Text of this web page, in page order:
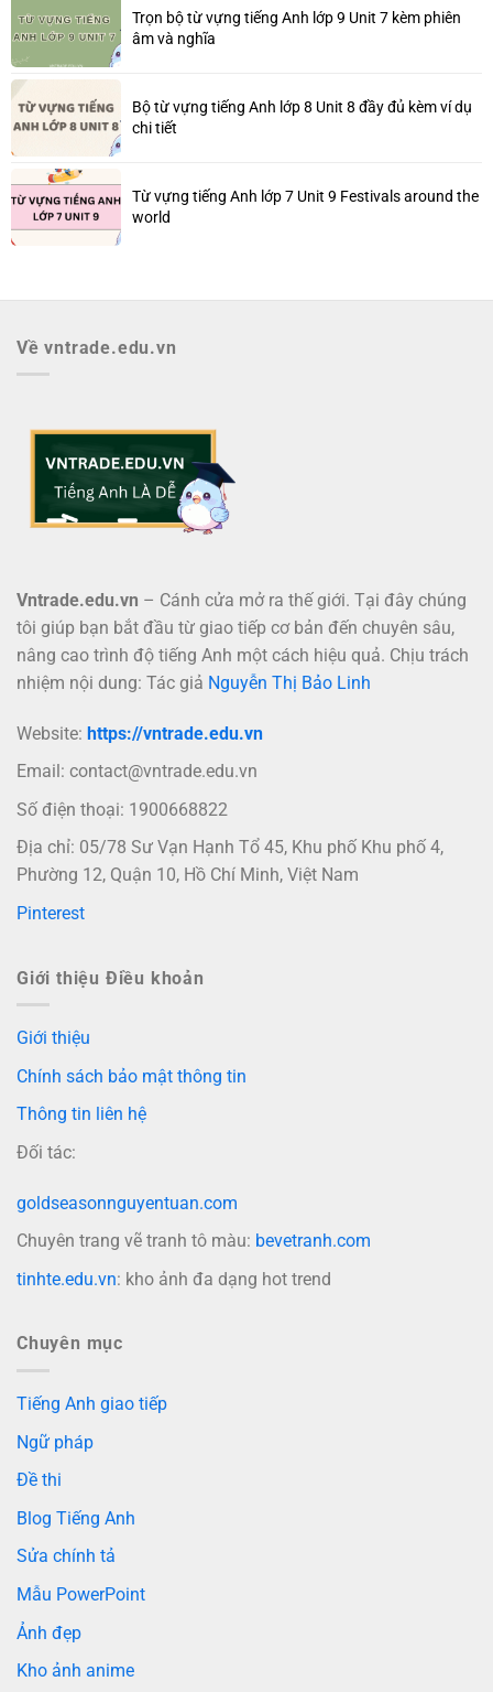
Trọn bộ từ vựng tiếng Anh lớp 9 Unit 7 kèm phiên
âm và nghĩa
Bộ từ vựng tiếng Anh lớp 8 Unit 8 đầy đủ kèm ví dụ
chi tiết
Từ vựng tiếng Anh lớp 7 Unit 9 Festivals around the
world
Về vntrade.edu.vn
Vntrade.edu.vn – Cánh cửa mở ra thế giới. Tại đây chúng
tôi giúp bạn bắt đầu từ giao tiếp cơ bản đến chuyên sâu,
nâng cao trình độ tiếng Anh một cách hiệu quả. Chịu trách
nhiệm nội dung: Tác giả Nguyễn Thị Bảo Linh
Website: https://vntrade.edu.vn
Email: contact@vntrade.edu.vn
Số điện thoại: 1900668822
Địa chỉ: 05/78 Sư Vạn Hạnh Tổ 45, Khu phố Khu phố 4,
Phường 12, Quận 10, Hồ Chí Minh, Việt Nam
Pinterest
Giới thiệu Điều khoản
Giới thiệu
Chính sách bảo mật thông tin
Thông tin liên hệ
Đối tác:
goldseasonnguyentuan.com
Chuyên trang vẽ tranh tô màu: bevetranh.com
tinhte.edu.vn: kho ảnh đa dạng hot trend
Chuyên mục
Tiếng Anh giao tiếp
Ngữ pháp
Đề thi
Blog Tiếng Anh
Sửa chính tả
Mẫu PowerPoint
Ảnh đẹp
Kho ảnh anime